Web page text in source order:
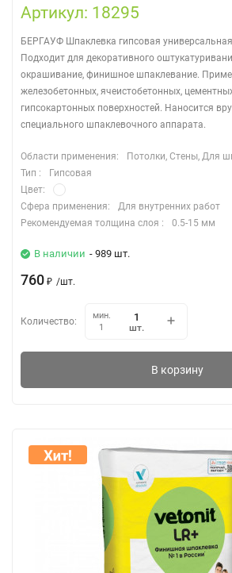
Артикул: 18295
БЕРГАУФ Шпаклевка гипсовая
Подходит для декоративного
окрашивание, финишное шпаклевание.
железобетонных, ячеистобетонных,
гипсокартонных поверхностей. Наносится
специального шпаклевочного аппарата.
Области применения:
Потолки, Стены, Для
Тип :
Гипсовая
Цвет:
Сфера применения:
Для внутренних работ
Рекомендуемая толщина слоя :
0.5-15 мм
В наличии - 989 шт.
760 ₽ /шт.
Количество:
мин.
1
шт.
В корзину